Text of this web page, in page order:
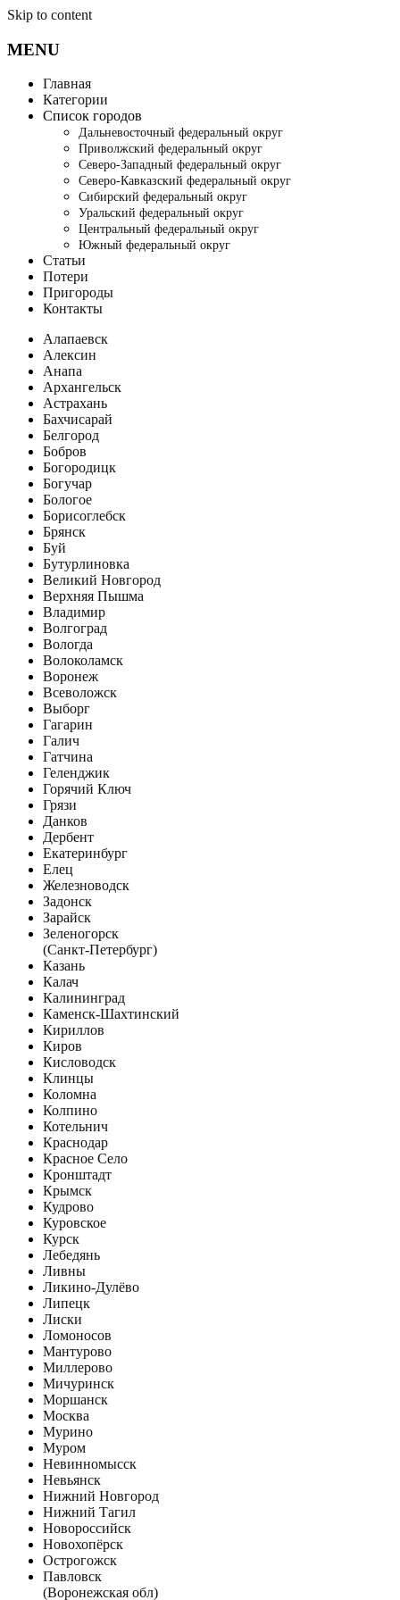
Skip to content
MENU
Главная
Категории
Список городов
Дальневосточный федеральный округ
Приволжский федеральный округ
Северо-Западный федеральный округ
Северо-Кавказский федеральный округ
Сибирский федеральный округ
Уральский федеральный округ
Центральный федеральный округ
Южный федеральный округ
Статьи
Потери
Пригороды
Контакты
Алапаевск
Алексин
Анапа
Архангельск
Астрахань
Бахчисарай
Белгород
Бобров
Богородицк
Богучар
Бологое
Борисоглебск
Брянск
Буй
Бутурлиновка
Великий Новгород
Верхняя Пышма
Владимир
Волгоград
Вологда
Волоколамск
Воронеж
Всеволожск
Выборг
Гагарин
Галич
Гатчина
Геленджик
Горячий Ключ
Грязи
Данков
Дербент
Екатеринбург
Елец
Железноводск
Задонск
Зарайск
Зеленогорск
(Санкт-Петербург)
Казань
Калач
Калининград
Каменск-Шахтинский
Кириллов
Киров
Кисловодск
Клинцы
Коломна
Колпино
Котельнич
Краснодар
Красное Село
Кронштадт
Крымск
Кудрово
Куровское
Курск
Лебедянь
Ливны
Ликино-Дулёво
Липецк
Лиски
Ломоносов
Мантурово
Миллерово
Мичуринск
Моршанск
Москва
Мурино
Муром
Невинномысск
Невьянск
Нижний Новгород
Нижний Тагил
Новороссийск
Новохопёрск
Острогожск
Павловск
(Воронежская обл)